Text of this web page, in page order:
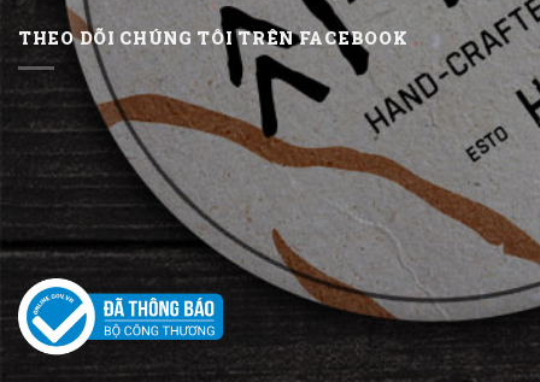
THEO DÕI CHÚNG TÔI TRÊN FACEBOOK